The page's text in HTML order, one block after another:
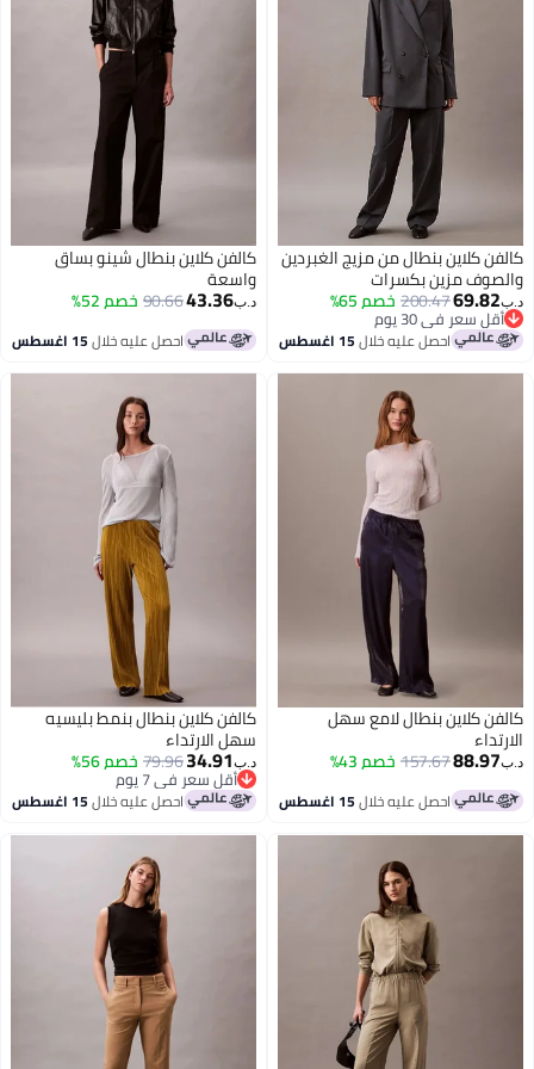
بنطال من مزيج الغبردين
مزين بكسرات
200.47خصم 65%
في 30 يوم
في 30 يوم
احصل عليه خلال15 اغسطس
كالفن كلاين بنطال شينو بساق
واسعة
43.36
90.66خصم 52%
احصل عليه خلال15 اغسطس
بنطال لامع سهل
157.67خصم 43%
احصل عليه خلال15 اغسطس
كالفن كلاين بنطال بنمط بليسيه
سهل الارتداء
34.91
79.96خصم 56%
أقل سعر في 7 يوم
أقل سعر في 7 يوماحصل عليه خلال15 اغسطس